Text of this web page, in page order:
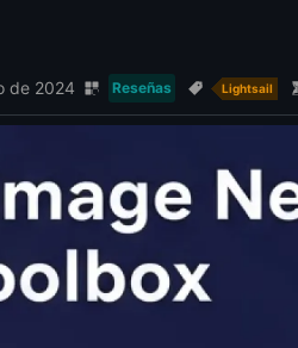
de 2024 Reseñas Lightsail